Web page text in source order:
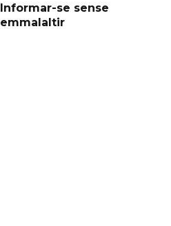
Informar-se sense
emmalaltir